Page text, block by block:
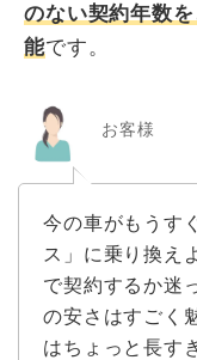
のない契約年数
能です。
お客様
今の車がもうす
ス」に乗り換え
で契約するか迷
の安さはすごく
はちょっと長す